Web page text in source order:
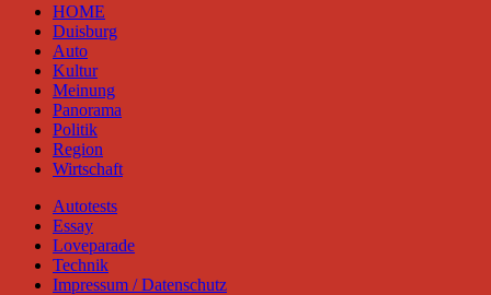
HOME
Duisburg
Auto
Kultur
Meinung
Panorama
Politik
Region
Wirtschaft
Autotests
Essay
Loveparade
Technik
Impressum / Datenschutz